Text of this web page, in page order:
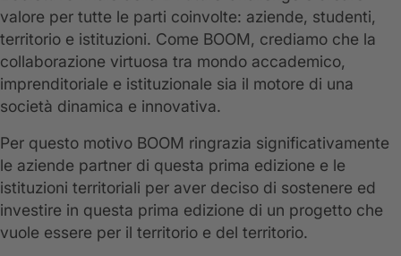
valore per tutte le parti coinvolte: aziende, studenti,
territorio e istituzioni. Come BOOM, crediamo che la
collaborazione virtuosa tra mondo accademico,
imprenditoriale e istituzionale sia il motore di una
società dinamica e innovativa.
Per questo motivo BOOM ringrazia significativamente
le aziende partner di questa prima edizione e le
istituzioni territoriali per aver deciso di sostenere ed
investire in questa prima edizione di un progetto che
vuole essere per il territorio e del territorio.